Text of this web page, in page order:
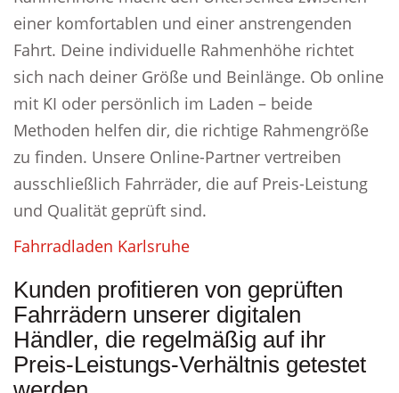
einer komfortablen und einer anstrengenden
Fahrt. Deine individuelle Rahmenhöhe richtet
sich nach deiner Größe und Beinlänge. Ob online
mit KI oder persönlich im Laden – beide
Methoden helfen dir, die richtige Rahmengröße
zu finden. Unsere Online-Partner vertreiben
ausschließlich Fahrräder, die auf Preis-Leistung
und Qualität geprüft sind.
Fahrradladen Karlsruhe
Kunden profitieren von geprüften
Fahrrädern unserer digitalen
Händler, die regelmäßig auf ihr
Preis-Leistungs-Verhältnis getestet